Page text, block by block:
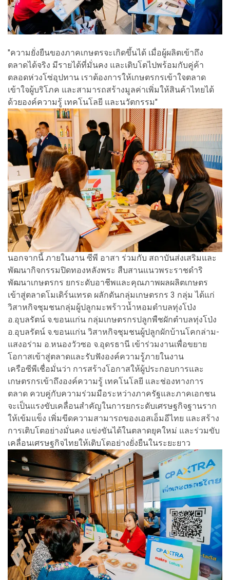
"ความยั่งยืนของภาคเกษตรจะเกิดขึ้นได้ เมื่อผู้ผลิตเข้าถึง
ตลาดได้จริง มีรายได้ที่มั่นคง และเติบโตไปพร้อมกับคู่ค้า
ตลอดห่วงโซ่อุปทาน เราต้องการให้เกษตรกรเข้าใจตลาด
เข้าใจผู้บริโภค และสามารถสร้างมูลค่าเพิ่มให้สินค้าไทยได้
ด้วยองค์ความรู้ เทคโนโลยี และนวัตกรรม"
นอกจากนี้ ภายในงาน ซีพี อาสา ร่วมกับ สถาบันส่งเสริมและ
พัฒนากิจกรรมปิดทองหลังพระ สืบสานแนวพระราชดำริ
พัฒนาเกษตรกร ยกระดับอาชีพและคุณภาพผลผลิตเกษตร
เข้าสู่ตลาดโมเดิร์นเทรด ผลักดันกลุ่มเกษตรกร 3 กลุ่ม ได้แก่
วิสาหกิจชุมชนกลุ่มผู้ปลูกมะพร้าวน้ำหอมตำบลทุ่งโป่ง
อ.อุบลรัตน์ จ.ขอนแก่น กลุ่มเกษตรกรปลูกพืชผักตำบลทุ่งโป่ง
อ.อุบลรัตน์ จ.ขอนแก่น วิสาหกิจชุมชนผู้ปลูกผักบ้านโคกล่าม-
แสงอร่าม อ.หนองวัวซอ จ.อุดรธานี เข้าร่วมงานเพื่อขยาย
โอกาสเข้าสู่ตลาดและรับฟังองค์ความรู้ภายในงาน
เครือซีพีเชื่อมั่นว่า การสร้างโอกาสให้ผู้ประกอบการและ
เกษตรกรเข้าถึงองค์ความรู้ เทคโนโลยี และช่องทางการ
ตลาด ควบคู่กับความร่วมมือระหว่างภาครัฐและภาคเอกชน
จะเป็นแรงขับเคลื่อนสำคัญในการยกระดับเศรษฐกิจฐานราก
ให้เข้มแข็ง เพิ่มขีดความสามารถของเอสเอ็มอีไทย และสร้าง
การเติบโตอย่างมั่นคง แข่งขันได้ในตลาดยุคใหม่ และร่วมขับ
เคลื่อนเศรษฐกิจไทยให้เติบโตอย่างยั่งยืนในระยะยาว